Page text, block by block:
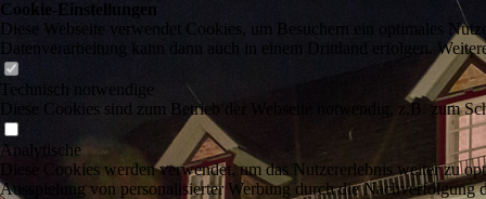
Cookie-Einstellungen
Diese Webseite verwendet Cookies, um Besuchern ein optimales
Datenverarbeitung kann dann auch in einem Drittland erfolgen.
Technisch notwendige
Diese Cookies sind zum Betrieb der Webseite notwendig, z.B. zum
Analytische
Diese Cookies werden verwendet, um das Nutzererlebnis weiter zu
Ausspielung von personalisierter Werbung durch die Nachverfolgung